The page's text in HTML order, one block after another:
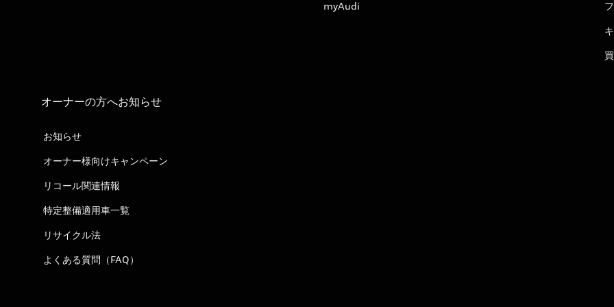
myAudi
オーナーの方へお知らせ
お知らせ
オーナー様向けキャンペーン
リコール関連情報
特定整備適用車一覧
リサイクル法
よくある質問（FAQ）